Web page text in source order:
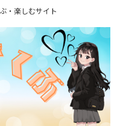
・楽しむサイト